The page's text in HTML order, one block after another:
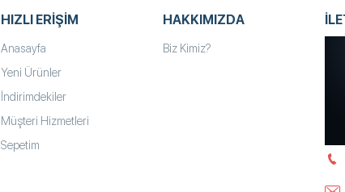
HIZLI ERIŞIM
Anasayfa
Yeni Ürünler
İndirimdekiler
Müşteri Hizmetleri
Sepetim
HAKKIMIZDA
Biz Kimiz?